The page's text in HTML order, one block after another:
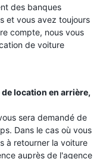
des banques
et vous avez toujours
compte, nous vous
de voiture
location en arrière,
sera demandé de
Dans le cas où vous
à retourner la voiture
auprès de l'agence